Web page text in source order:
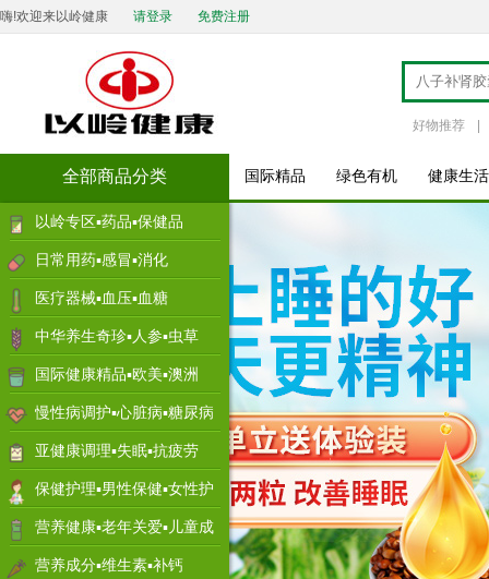
嗨!欢迎来以岭健康 请登录 免费注册
好物推荐
以岭专区▪药品▪保健品
日常用药▪感冒▪消化
医疗器械▪血压▪血糖
中华养生奇珍▪人参▪虫草
国际健康精品▪欧美▪澳洲
慢性病调护▪心脏病▪糖尿病
亚健康调理▪失眠▪抗疲劳
保健护理▪男性保健▪女性护
理
营养健康▪老年关爱▪儿童成
长
营养成分▪维生素▪补钙
全部商品分类 国际精品 绿色有机 健康生活